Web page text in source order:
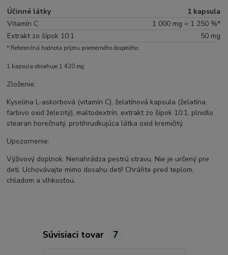
Účinné látky
1 kapsula
Vitamín C
1 000 mg = 1 250 %*
Extrakt zo šípok 10:1
50 mg
* Referenčná hodnota príjmu priemerného dospelého.
1 kapsula obsahuje 1 420 mg.
Zloženie:
Kyselina L-askorbová (vitamín C), želatínová kapsula (želatína,
farbivo oxid železitý), maltodextrín, extrakt zo šípok 10:1, plnidlo
stearan horečnatý, protihrudkujúca látka oxid kremičitý.
Upozornenie:
Výživový doplnok. Nenahrádza pestrú stravu. Nie je určený pre
deti. Uchovávajte mimo dosahu detí! Chráňte pred teplom,
chladom a vlhkosťou.
Súvisiaci tovar 7